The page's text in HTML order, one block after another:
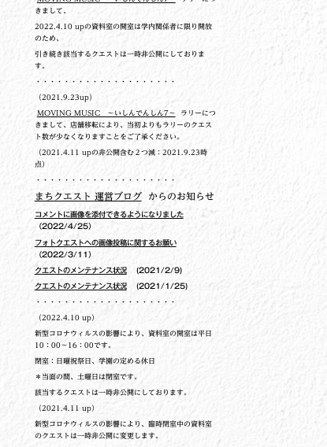
きまして、
2022.4.10 upの資料室の開室は学内関係者に限り開放
のため、
引き続き該当するクエストは一時非公開にしておりま
す。
・・・・・・・・・・・・・・・・・・・・
（2021.9.23up）
MOVING MUSIC ～いしんでんしん7～ ラリーにつ
きまして、店舗移転により、当初よりもラリーのクエス
ト数が少なくなりますことをご了承ください。
（2021.4.11 upの非公開含む２つ減：2021.9.23時
点）
・・・・・・・・・・・・・・・・・・・・
まちクエスト 運営ブログからのお知らせ
コメントに画像を添付できるようになりました
（2022/4/25）
フォトクエストへの画像投稿に関するお願い
（2022/3/11）
クエストのメンテナンス状況(2021/2/9)
クエストのメンテナンス状況(2021/1/25)
・・・・・・・・・・・・・・・・・・・・
（2022.4.10 up）
新型コロナウィルスの影響により、資料室の開室は平日
10：00～16：00です。
閉室：日曜祝祭日、学園の定める休日
＊当面の間、土曜日は閉室です。
該当するクエストは一時非公開にしております。
（2021.4.11 up）
新型コロナウィルスの影響により、臨時閉室中の資料室
のクエストは一時非公開に変更します。